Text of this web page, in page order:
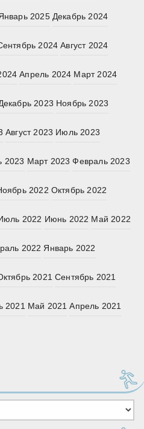
2025 Декабрь 2024
2024 Август 2024
Апрель 2024 Март 2024
2023 Ноябрь 2023
Август 2023 Июль 2023
2023 Март 2023 Февраль 2023
2022 Октябрь 2022
2022 Июнь 2022 Май 2022
2022 Январь 2022
2021 Сентябрь 2021
2021 Май 2021 Апрель 2021